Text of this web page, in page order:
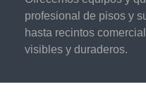
profesional de pisos y
hasta recintos
visibles y duraderos.